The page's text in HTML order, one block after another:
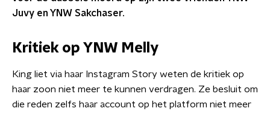
Juvy en YNW Sakchaser.
Kritiek op YNW Melly
King liet via haar Instagram Story weten de kritiek op
haar zoon niet meer te kunnen verdragen. Ze besluit om
die reden zelfs haar account op het platform niet meer